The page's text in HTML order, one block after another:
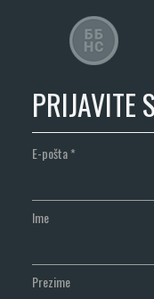
PRIJAVITE
E-pošta*
Ime
Prezime